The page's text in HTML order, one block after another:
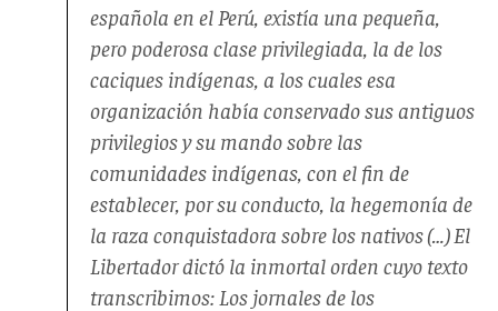
española en el Perú, existía una pequeña,
pero poderosa clase privilegiada, la de los
caciques indígenas, a los cuales esa
organización había conservado sus antiguos
privilegios y su mando sobre las
comunidades indígenas, con el fin de
establecer, por su conducto, la hegemonía de
la raza conquistadora sobre los nativos (…) El
Libertador dictó la inmortal orden cuyo texto
transcribimos: Los jornales de los